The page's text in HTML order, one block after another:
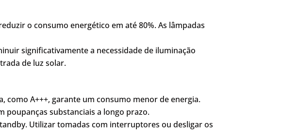
o consumo energético em até 80%. As lâmpadas
significativamente a necessidade de iluminação
de luz solar.
como A+++, garante um consumo menor de energia.
poupanças substanciais a longo prazo.
Utilizar tomadas com interruptores ou desligar os